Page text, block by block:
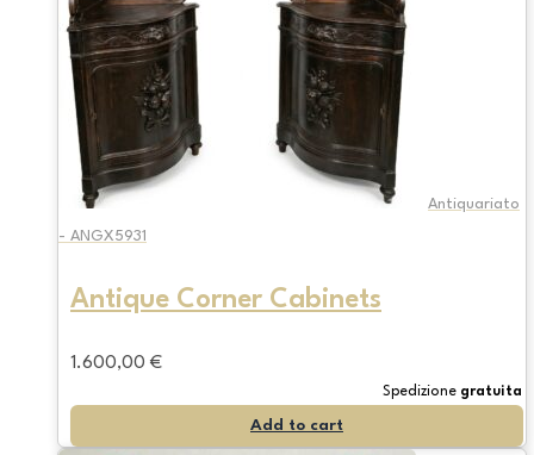
Antiquariato
- ANGX5931
Antique Corner Cabinets
1.600,00 €
Spedizione gratuita
Add to cart